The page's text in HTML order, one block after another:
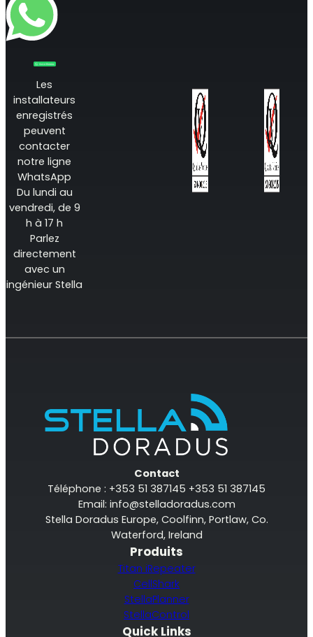
RouterAmp
Amélioration du signal cellulaire vers le routeur.
Surveillance à distance
Les
installateurs
enregistrés
peuvent
contacter
notre ligne
WhatsApp
Du lundi au
vendredi, de 9
h à 17 h
Parlez
directement
avec un
ingénieur Stella
Contact
Téléphone : +353 51 387145 +353 51 387145
Email: info@stelladoradus.com
Stella Doradus Europe, Coolfinn, Portlaw, Co.
Waterford, Ireland
Produits
Titan iRepeater
CellShark
StellaPlanner
StellaControl
Quick Links